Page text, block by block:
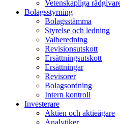
Vetenskapliga
Bolagsstyrning
Bolagsstämma
Styrelse och ledning
Valberedning
Revisionsutskott
Ersättningsutskott
Ersättningar
Revisorer
Bolagsordning
Intern kontroll
Investerare
Aktien och aktieägare
Analytiker